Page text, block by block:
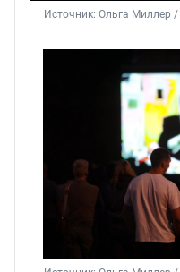
Источник: Ольга Миллер /